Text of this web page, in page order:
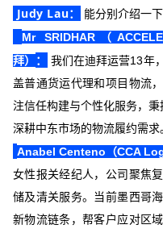
Judy Lau：
能分别介绍一
Mr SRIDHAR（
拜）
：
我们在迪拜运营13年
盖普通货运代理和项目物流
注信任构建与个性化服务，秉
深耕中东市场的物流履约需求
Anabel Centeno（CCA
女性报关经纪人，公司聚焦
储及清关服务。当前墨西哥
新物流链条，帮客户应对区